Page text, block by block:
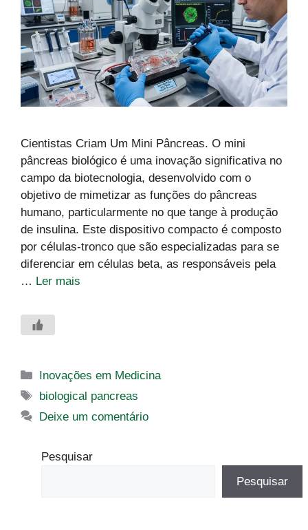
Cientistas Criam Um Mini Pâncreas. O mini
pâncreas biológico é uma inovação significativa no
campo da biotecnologia, desenvolvido com o
objetivo de mimetizar as funções do pâncreas
humano, particularmente no que tange à produção
de insulina. Este dispositivo compacto é composto
por células-tronco que são especializadas para se
diferenciar em células beta, as responsáveis pela
… Ler mais
Categorias
Inovações em Medicina
Tags
biological pancreas
Deixe um comentário
Pesquisar
Pesquisar